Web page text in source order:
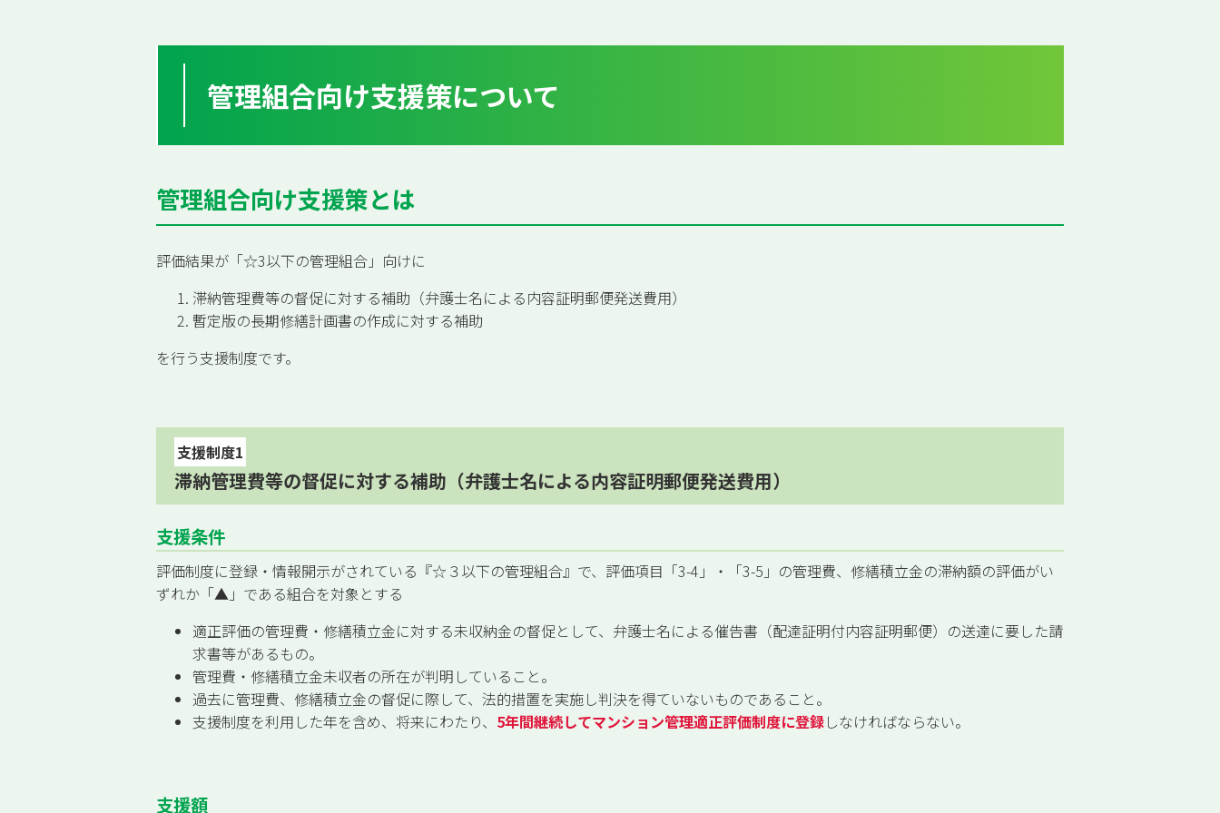
管理組合向け支援策について
管理組合向け支援策とは
評価結果が「☆3以下の管理組合」向けに
滞納管理費等の督促に対する補助（弁護士名による内容証明郵便発送費用）
暫定版の長期修繕計画書の作成に対する補助
を行う支援制度です。
支援制度1
滞納管理費等の督促に対する補助（弁護士名による内容証明郵便発送費用）
支援条件
評価制度に登録・情報開示がされている『☆３以下の管理組合』で、評価項目「3-4」・「3-5」の管理費、修繕積立金の滞納額の評価がい
ずれか「▲」である組合を対象とする
適正評価の管理費・修繕積立金に対する未収納金の督促として、弁護士名による催告書（配達証明付内容証明郵便）の送達に要した請
求書等があるもの。
管理費・修繕積立金未収者の所在が判明していること。
過去に管理費、修繕積立金の督促に際して、法的措置を実施し判決を得ていないものであること。
支援制度を利用した年を含め、将来にわたり、 5年間継続してマンション管理適正評価制度に登録しなければならない。
支援額